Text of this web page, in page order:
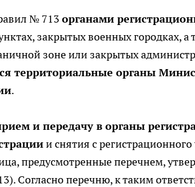
№ 713 органами
закрытых военных городках, а
зоне или закрытых
территориальные органы
.
и передачу в органы
и снятия с
предусмотренные перечнем,
Согласно перечню, к таким